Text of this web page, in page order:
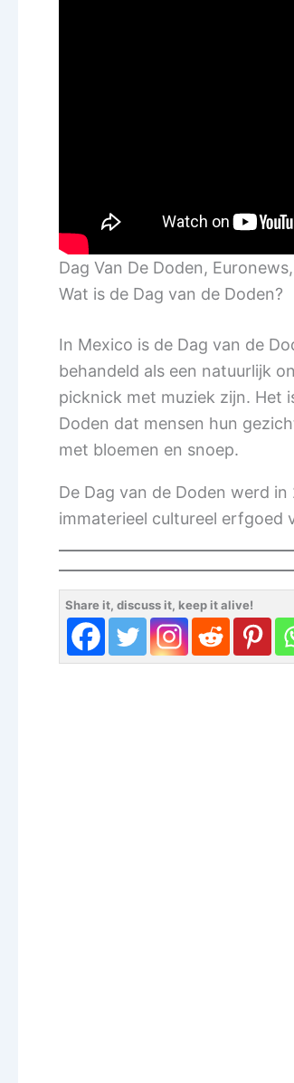
Dag Van De Doden,
Wat is de Dag van de Doden?
In Mexico is de Dag van de
behandeld als een natuurlijk
picknick met muziek zijn. Het
Doden dat mensen hun
met bloemen en snoep.
De Dag van de Doden werd
immaterieel cultureel erfgoed
Share it, discuss it, keep it alive!